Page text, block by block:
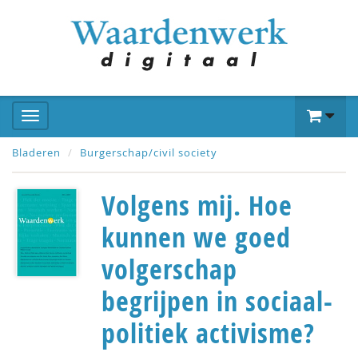
Bladeren Burgerschap/civil society
Volgens mij. Hoe
kunnen we goed
volgerschap
begrijpen in sociaal-
politiek activisme?